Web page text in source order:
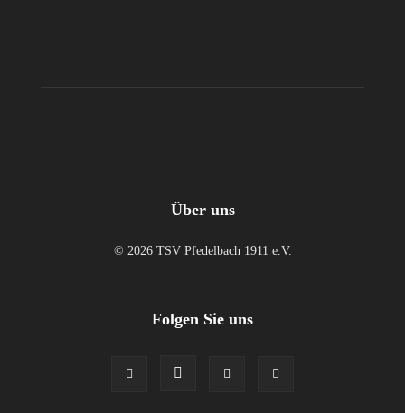
Über uns
© 2026 TSV Pfedelbach 1911 e.V.
Folgen Sie uns